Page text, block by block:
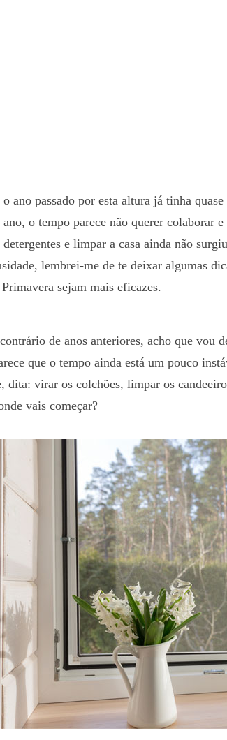
o ano passado por esta altura já tinha
ano, o tempo parece não querer colaborar
detergentes e limpar a casa ainda não
lembrei-me de te deixar algumas
sejam mais eficazes.
de anos anteriores, acho que vou
que o tempo ainda está um pouco
dita: virar os colchões, limpar os
vais começar?